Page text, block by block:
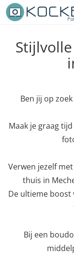
Ben jij op
Maak je graag
Verwen jezelf
thuis in
De ultieme
Bij een